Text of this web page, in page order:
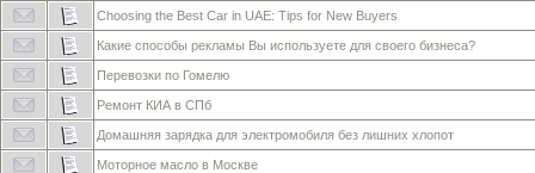
Choosing the Best Car in UAE: Tips for New Buyers
Какие способы рекламы Вы используете для своего бизнеса?
Перевозки по Гомелю
Ремонт КИА в СПб
Домашняя зарядка для электромобиля без лишних хлопот
Моторное масло в Москве